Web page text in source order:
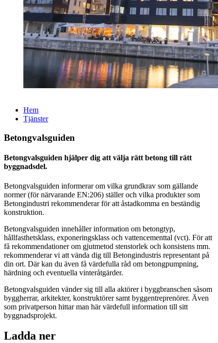
Hem
Tjänster
Betongvalsguiden
Betongvalsguiden hjälper dig att välja rätt betong till rätt
byggnadsdel.
Betongvalsguiden informerar om vilka grundkrav som gällande
normer (för närvarande EN:206) ställer och vilka produkter som
Betongindustri rekommenderar för att åstadkomma en beständig
konstruktion.
Betongvalsguiden innehåller information om betongtyp,
hållfasthetsklass, exponeringsklass och vattencementtal (vct). För att
få rekommendationer om gjutmetod stenstorlek och konsistens mm.
rekommenderar vi att vända dig till Betongindustris representant på
din ort. Där kan du även få värdefulla råd om betongpumpning,
härdning och eventuella vinteråtgärder.
Betongvalsguiden vänder sig till alla aktörer i byggbranschen såsom
byggherrar, arkitekter, konstruktörer samt byggentreprenörer. Även
som privatperson hittar man här värdefull information till sitt
byggnadsprojekt.
Ladda ner